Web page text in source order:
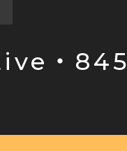
・